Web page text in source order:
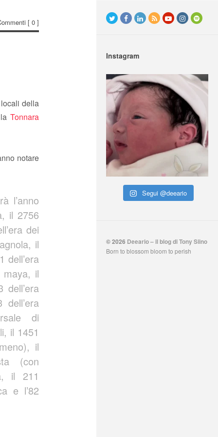
[ 0 ]
della
Tonnara
notare
l’anno
il 2756
dei
il
dell’era
maya, il
dell’era
di
il 1451
il
(con
il 211
e l’82
Instagram
Segui @deeario
© 2026 Deeario – il blog di Tony Siino
Born to blossom bloom to perish